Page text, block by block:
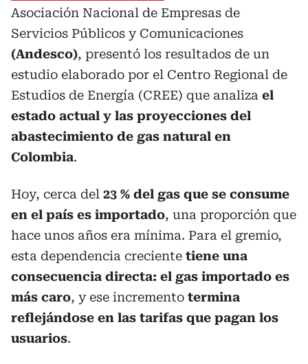
Asociación Nacional de Empresas de
Servicios Públicos y Comunicaciones
(Andesco), presentó los resultados de un
estudio elaborado por el Centro Regional de
Estudios de Energía (CREE) que analiza el
estado actual y las proyecciones del
abastecimiento de gas natural en
Colombia.
Hoy, cerca del 23 % del gas que se consume
en el país es importado, una proporción que
hace unos años era mínima. Para el gremio,
esta dependencia creciente tiene una
consecuencia directa: el gas importado es
más caro, y ese incremento termina
reflejándose en las tarifas que pagan los
usuarios.